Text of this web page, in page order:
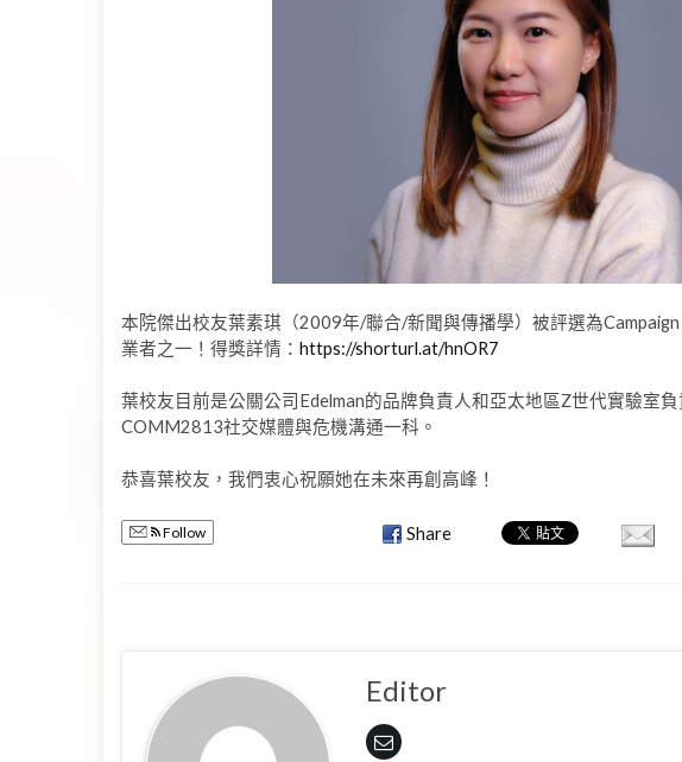
本院傑出校友葉素琪（2009年/聯合/新聞與傳播學）被評選為
業者之一！得獎詳情： https://shorturl.at/hnOR7
葉校友目前是公關公司Edelman的品牌負責人和亞太地區Z世代實驗室
COMM2813社交媒體與危機溝通一科。
恭喜葉校友，我們衷心祝願她在未來再創高峰！
Follow Share
Editor